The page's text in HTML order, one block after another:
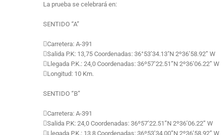
La prueba se celebrará en:
SENTIDO “A”
Carretera: A-391
Salida P.K: 13,75 Coordenadas: 36°53’34.13″N 2º36’58.92” W
Llegada P.K.: 24,0 Coordenadas: 36º57’22.51”N 2º36’06.22” W
Longitud: 10 Km.
SENTIDO “B”
Carretera: A-391
Salida P.K: 24,0 Coordenadas: 36º57’22.51”N 2º36’06.22” W
Llegada P.K.: 13,8 Coordenadas: 36º53’34.00”N 2º36’58.92” W